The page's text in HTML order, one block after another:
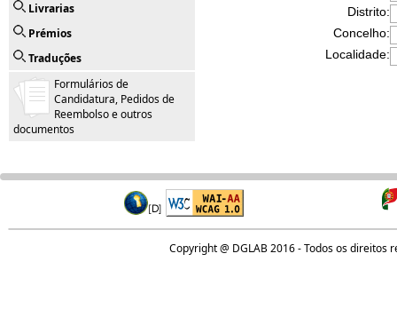
Livrarias
Prémios
Traduções
Formulários de
Candidatura, Pedidos de
Reembolso e outros
documentos
Distrito:
Concelho:
Localidade:
Copyright @ DGLAB 2016 - Todos os